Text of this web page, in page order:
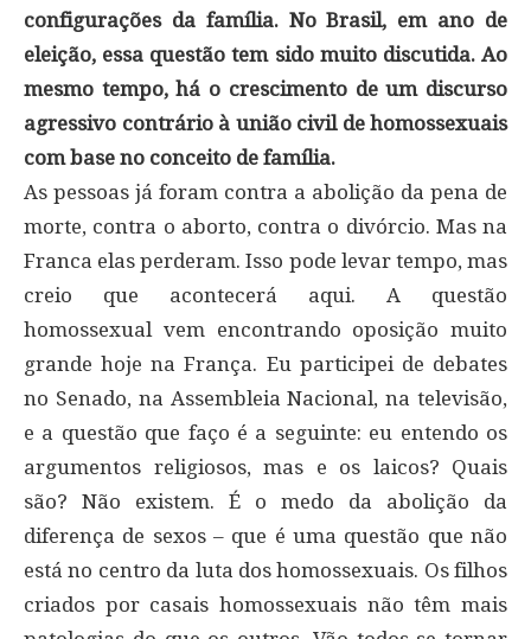
configurações da família. No Brasil, em ano de
eleição, essa questão tem sido muito discutida. Ao
mesmo tempo, há o crescimento de um discurso
agressivo contrário à união civil de homossexuais
com base no conceito de família.
As pessoas já foram contra a abolição da pena de
morte, contra o aborto, contra o divórcio. Mas na
Franca elas perderam. Isso pode levar tempo, mas
creio que acontecerá aqui. A questão
homossexual vem encontrando oposição muito
grande hoje na França. Eu participei de debates
no Senado, na Assembleia Nacional, na televisão,
e a questão que faço é a seguinte: eu entendo os
argumentos religiosos, mas e os laicos? Quais
são? Não existem. É o medo da abolição da
diferença de sexos – que é uma questão que não
está no centro da luta dos homossexuais. Os filhos
criados por casais homossexuais não têm mais